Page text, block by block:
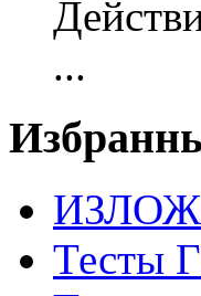
...
Тесты